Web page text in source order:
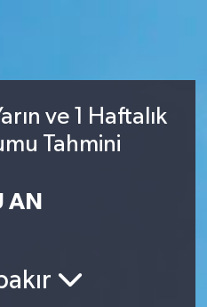
ve 1 Haftalık
Tahmini
AN